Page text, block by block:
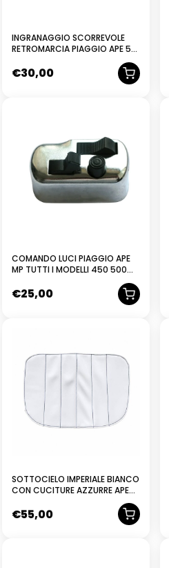
INGRANAGGIO SCORREVOLE
RETROMARCIA PIAGGIO APE 50
P TMP TL2T TL3T TL4T 1695605
€30,00
COMANDO LUCI PIAGGIO APE
MP TUTTI I MODELLI 450 500
€25,00
SOTTOCIELO IMPERIALE BIANCO
CON CUCITURE AZZURRE APE
€55,00